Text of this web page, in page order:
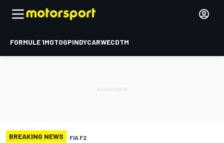
FORMULE 1MOTOGPINDYCARWECDTM
BREAKING NEWS FIA F2